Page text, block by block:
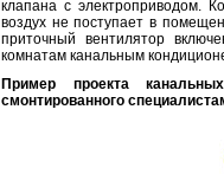
клапана с электроприводом.
воздух не поступает в
приточный вентилятор
комнатам канальным
Пример проекта
смонтированного